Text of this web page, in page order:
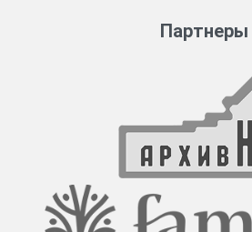
Партнеры